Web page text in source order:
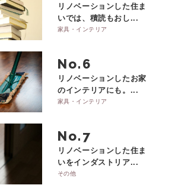
リノベーションした住ま
いでは、積読もおし...
家具・インテリア
No.
リノベーションしたお家
のインテリアにも。...
家具・インテリア
No.
リノベーションした住ま
いをインダストリア...
その他